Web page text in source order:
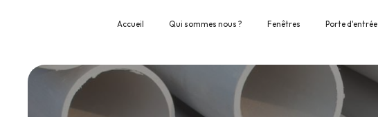
Accueil Qui sommes nous ? Fenêtres Porte d'entrée